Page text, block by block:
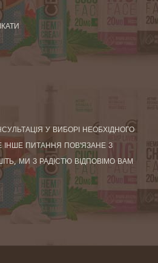
У ВИБОРІ НЕОБХІДНОГО
ІНШЕ ПИТАННЯ ПОВ'ЯЗАНЕ З
МИ З РАДІСТЮ ВІДПОВІМО ВАМ